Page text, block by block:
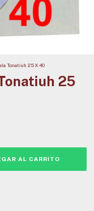
Tonatiuh 25 X 40
25